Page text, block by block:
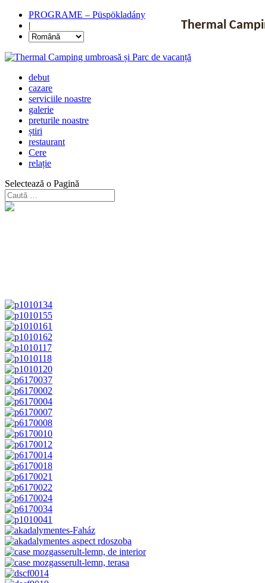
PROGRAME – Püspökladány
|
debut
cazare
serviciile noastre
galerie
preturile noastre
știri
restaurant
Cere
relație
Selectează o Pagină
Thermal